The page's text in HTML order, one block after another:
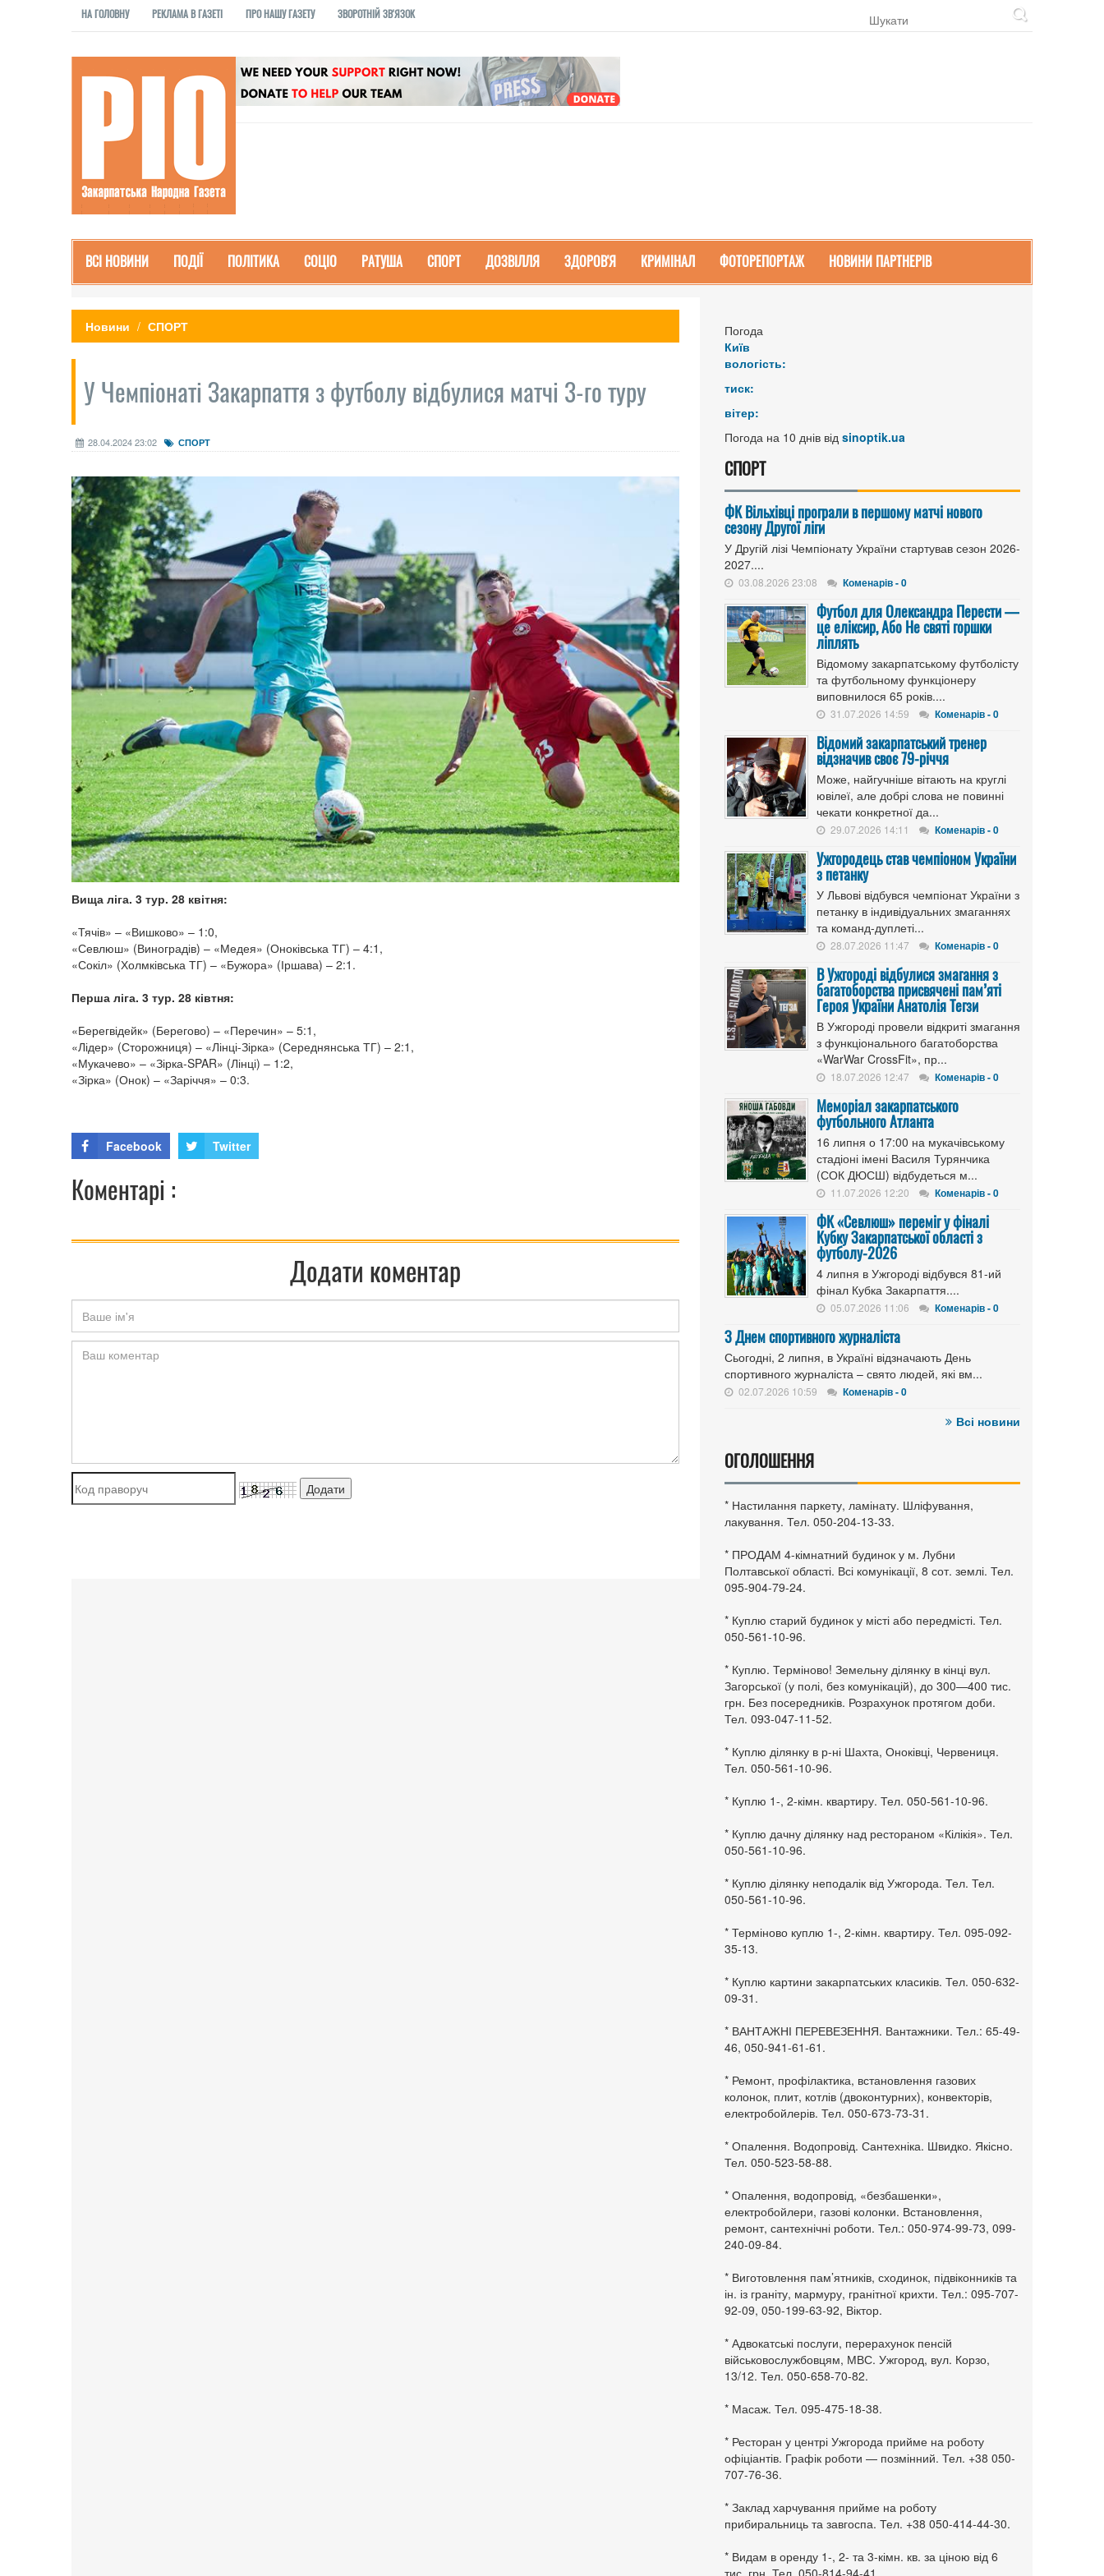
НА ГОЛОВНУ РЕКЛАМА В ГАЗЕТІ ПРО НАШУ ГАЗЕТУ ЗВОРОТНІЙ ЗВ'ЯЗОК
ВСІ НОВИНИ ПОДІЇ ПОЛІТИКА СОЦІО РАТУША СПОРТ ДОЗВІЛЛЯ ЗДОРОВ'Я КРИМІНАЛ ФОТОРЕПОРТАЖ НОВИНИ ПАРТНЕРІВ
Новини СПОРТ
У Чемпіонаті Закарпаття з футболу відбулися матчі 3-го туру
28.04.2024 23:02 СПОРТ
Вища ліга. 3 тур. 28 квітня:
«Тячів» – «Вишково» – 1:0,
«Севлюш» (Виноградів) – «Медея» (Оноківська ТГ) – 4:1,
«Сокіл» (Холмківська ТГ) – «Бужора» (Іршава) – 2:1.
Перша ліга. 3 тур. 28 ківтня:
«Берегвідейк» (Берегово) – «Перечин» – 5:1,
«Лідер» (Сторожниця) – «Лінці-Зірка» (Середнянська ТГ) – 2:1,
«Мукачево» – «Зірка-SPAR» (Лінці) – 1:2,
«Зірка» (Онок) – «Заріччя» – 0:3.
Facebook Twitter
Коментарі :
Додати коментар
Погода
Київ
вологість:
тиск:
вітер:
Погода на 10 днів від sinoptik.ua
СПОРТ
ФК Вільхівці програли в першому матчі нового
сезону Другої ліги
У Другій лізі Чемпіонату України стартував сезон 2026-
2027....
03.08.2026 23:08 Коменарів - 0
Футбол для Олександра Перести —
це еліксир, Або Не святі горшки
ліплять
Відомому закарпатському футболісту
та футбольному функціонеру
виповнилося 65 років....
31.07.2026 14:59 Коменарів - 0
Відомий закарпатський тренер
відзначив своє 79-річчя
Може, найгучніше вітають на круглі
ювілеї, але добрі слова не повинні
чекати конкретної да...
29.07.2026 14:11 Коменарів - 0
Ужгородець став чемпіоном України
з петанку
У Львові відбувся чемпіонат України з
петанку в індивідуальних змаганнях
та команд-дуплеті...
28.07.2026 11:47 Коменарів - 0
В Ужгороді відбулися змагання з
багатоборства присвячені пам’яті
Героя України Анатолія Тегзи
В Ужгороді провели відкриті змагання
з функціонального багатоборства
«WarWar CrossFit», пр...
18.07.2026 12:47 Коменарів - 0
Меморіал закарпатського
футбольного Атланта
16 липня о 17:00 на мукачівському
стадіоні імені Василя Турянчика
(СОК ДЮСШ) відбудеться м...
11.07.2026 12:20 Коменарів - 0
ФК «Севлюш» переміг у фіналі
Кубку Закарпатської області з
футболу-2026
4 липня в Ужгороді відбувся 81-ий
фінал Кубка Закарпаття....
05.07.2026 11:06 Коменарів - 0
З Днем спортивного журналіста
Сьогодні, 2 липня, в Україні відзначають День
спортивного журналіста – свято людей, які вм...
02.07.2026 10:59 Коменарів - 0
Всі новини
ОГОЛОШЕННЯ
* Настилання паркету, ламінату. Шліфування,
лакування. Тел. 050-204-13-33.
* ПРОДАМ 4-кімнатний будинок у м. Лубни
Полтавської області. Всі комунікації, 8 сот. землі. Тел.
095-904-79-24.
* Куплю старий будинок у місті або передмісті. Тел.
050-561-10-96.
* Куплю. Терміново! Земельну ділянку в кінці вул.
Загорської (у полі, без комунікацій), до 300—400 тис.
грн. Без посередників. Розрахунок протягом доби.
Тел. 093-047-11-52.
* Куплю ділянку в р-ні Шахта, Оноківці, Червениця.
Тел. 050-561-10-96.
* Куплю 1-, 2-кімн. квартиру. Тел. 050-561-10-96.
* Куплю дачну ділянку над рестораном «Кілікія». Тел.
050-561-10-96.
* Куплю ділянку неподалік від Ужгорода. Тел. Тел.
050-561-10-96.
* Терміново куплю 1-, 2-кімн. квартиру. Тел. 095-092-
35-13.
* Куплю картини закарпатських класиків. Тел. 050-632-
09-31.
* ВАНТАЖНІ ПЕРЕВЕЗЕННЯ. Вантажники. Тел.: 65-49-
46, 050-941-61-61.
* Ремонт, профілактика, встановлення газових
колонок, плит, котлів (двоконтурних), конвекторів,
електробойлерів. Тел. 050-673-73-31.
* Опалення. Водопровід. Сантехніка. Швидко. Якісно.
Тел. 050-523-58-88.
* Опалення, водопровід, «безбашенки»,
електробойлери, газові колонки. Встановлення,
ремонт, сантехнічні роботи. Тел.: 050-974-99-73, 099-
240-09-84.
* Виготовлення пам’ятників, сходинок, підвіконників та
ін. із граніту, мармуру, гранітної крихти. Тел.: 095-707-
92-09, 050-199-63-92, Віктор.
* Адвокатські послуги, перерахунок пенсій
військовослужбовцям, МВС. Ужгород, вул. Корзо,
13/12. Тел. 050-658-70-82.
* Масаж. Тел. 095-475-18-38.
* Ресторан у центрі Ужгорода прийме на роботу
офіціантів. Графік роботи — позмінний. Тел. +38 050-
707-76-36.
* Заклад харчування прийме на роботу
прибиральниць та завгоспа. Тел. +38 050-414-44-30.
* Видам в оренду 1-, 2- та 3-кімн. кв. за ціною від 6
тис. грн. Тел. 050-814-94-41.